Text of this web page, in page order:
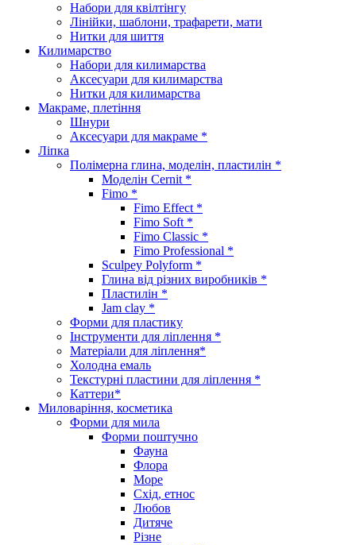
Набори для квілтінгу
Лінійки, шаблони, трафарети, мати
Нитки для шиття
Килимарство
Набори для килимарства
Аксесуари для килимарства
Нитки для килимарства
Макраме, плетіння
Шнури
Аксесуари для макраме *
Ліпка
Полімерна глина, моделін, пластилін *
Моделін Cernit *
Fimo *
Fimo Effect *
Fimo Soft *
Fimo Classic *
Fimo Professional *
Sculpey Polyform *
Глина від різних виробників *
Пластилін *
Jam clay *
Форми для пластику
Інструменти для ліплення *
Матеріали для ліплення*
Холодна емаль
Текстурні пластини для ліплення *
Каттери*
Миловаріння, косметика
Форми для мила
Форми поштучно
Фауна
Флора
Море
Схід, етнос
Любов
Дитяче
Різне